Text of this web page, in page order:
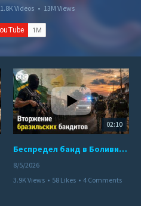
1.8K Videos • 13M Views
02:10
Беспредел банд в Боливии. Расправы над наркоторговцами
8/5/2026
3.9K Views • 58 Likes • 4 Comments